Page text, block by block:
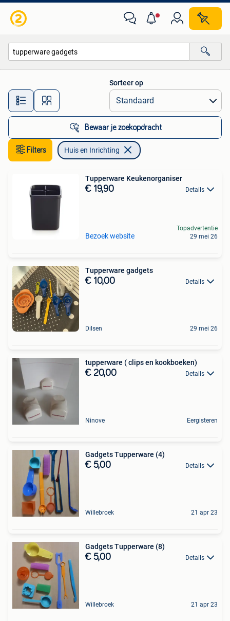
Alle afstanden…
Sorteer op
Bewaar je zoekopdracht
Filters Huis en Inrichting
Tupperware Keukenorganiser
€ 19,90 Details
Bezoek website
Topadvertentie
29 mei 26
Tupperware gadgets
€ 10,00 Details
Dilsen 29 mei 26
tupperware ( clips en kookboeken)
€ 20,00 Details
Ninove Eergisteren
Gadgets Tupperware (4)
€ 5,00 Details
Willebroek 21 apr 23
Gadgets Tupperware (8)
€ 5,00 Details
Willebroek 21 apr 23